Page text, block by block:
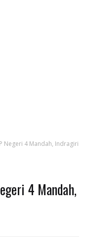
Negeri 4 Mandah, Indragiri
4 Mandah,